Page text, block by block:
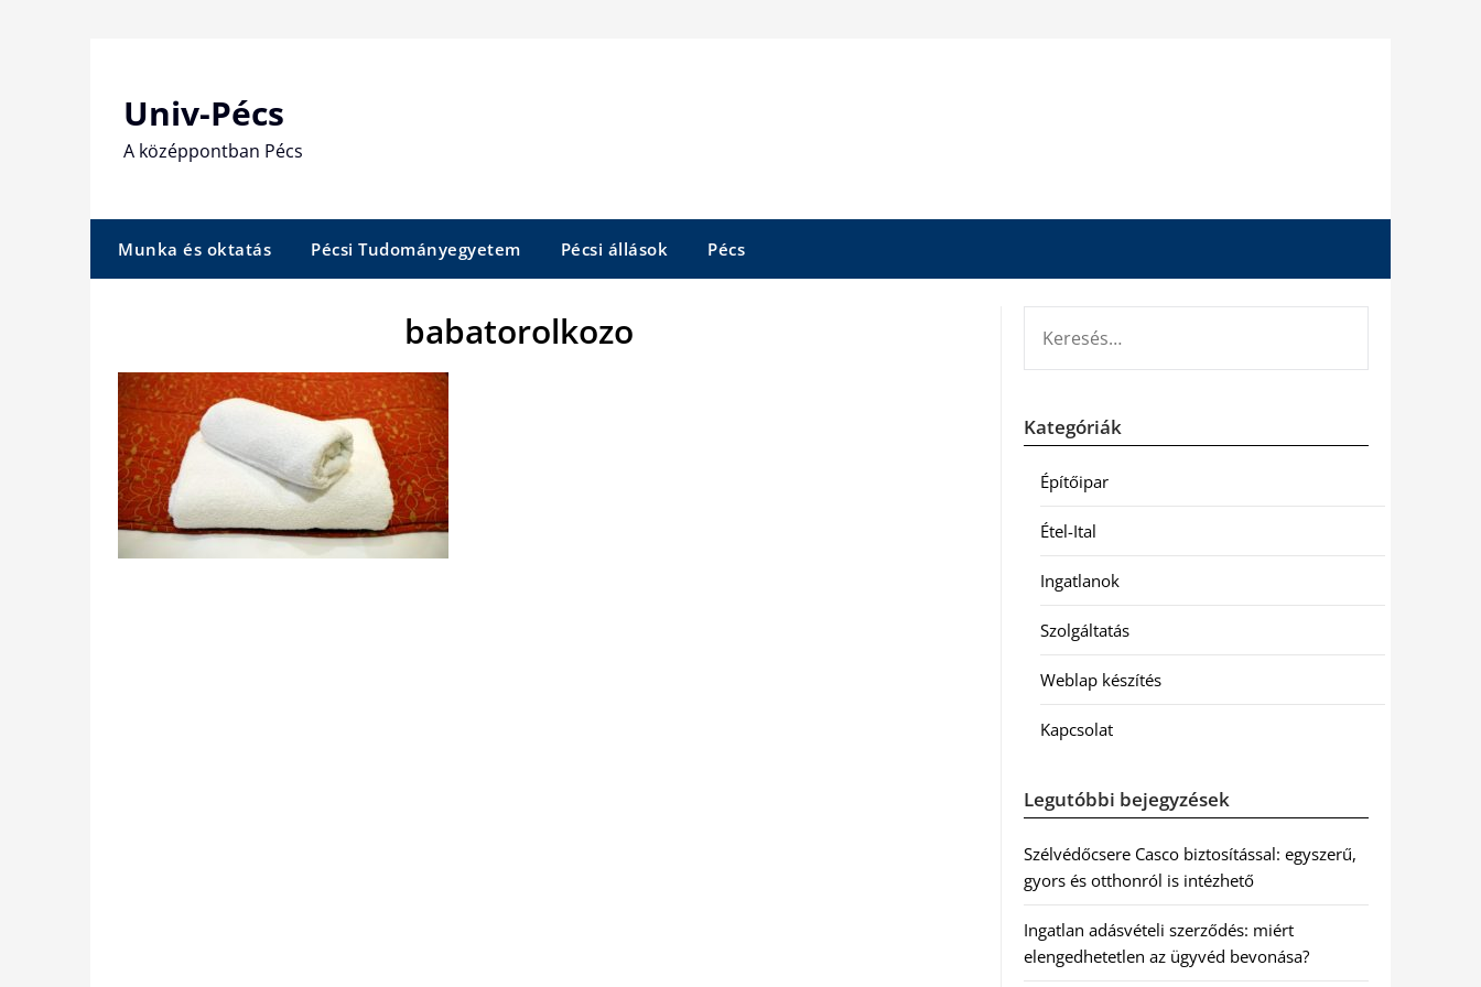
Univ-Pécs
A középpontban Pécs
Munka és oktatás Pécsi Tudományegyetem Pécsi állások Pécs
babatorolkozo
Kategóriák
Építőipar
Étel-Ital
Ingatlanok
Szolgáltatás
Weblap készítés
Kapcsolat
Legutóbbi bejegyzések
Szélvédőcsere Casco biztosítással: egyszerű,
gyors és otthonról is intézhető
Ingatlan adásvételi szerződés: miért
elengedhetetlen az ügyvéd bevonása?